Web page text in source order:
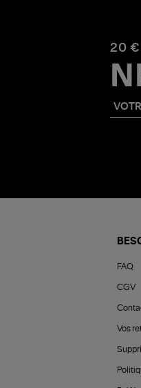
20 €
FAQ
CGV
Vos